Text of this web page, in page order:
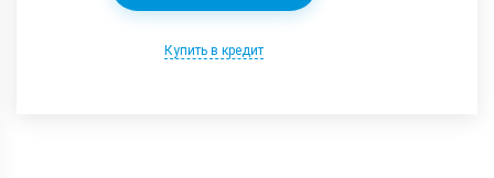
Купить в кредит